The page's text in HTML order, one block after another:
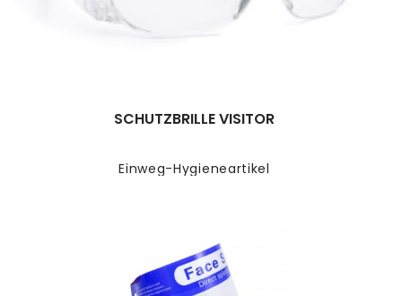
Einweg-Hygieneartikel
SCHUTZBRILLE VISITOR